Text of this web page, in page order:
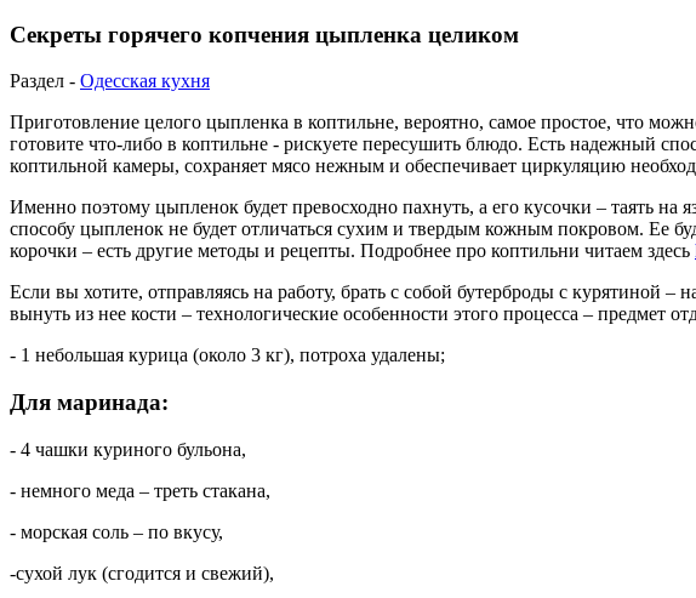
Секреты горячего копчения цыпленка целиком
Раздел - Одесская кухня
Приготовление целого цыпленка в коптильне, вероятно, самое простое, что
готовите что-либо в коптильне - рискуете пересушить блюдо. Есть надежный
коптильной камеры, сохраняет мясо нежным и обеспечивает циркуляцию
Именно поэтому цыпленок будет превосходно пахнуть, а его кусочки – таять
способу цыпленок не будет отличаться сухим и твердым кожным покровом. Ее
корочки – есть другие методы и рецепты. Подробнее про коптильни читаем здесь
Если вы хотите, отправляясь на работу, брать с собой бутерброды с курятиной
вынуть из нее кости – технологические особенности этого процесса –
- 1 небольшая курица (около 3 кг), потроха удалены;
Для маринада:
- 4 чашки куриного бульона,
- немного меда – треть стакана,
- морская соль – по вкусу,
-сухой лук (сгодится и свежий),